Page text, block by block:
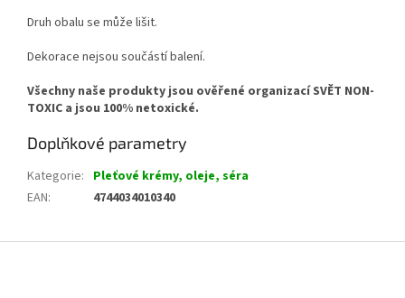
Druh obalu se může lišit.
Dekorace nejsou součástí balení.
Všechny naše produkty jsou ověřené organizací SVĚT NON-
TOXIC a jsou 100% netoxické.
Doplňkové parametry
Kategorie: Pleťové krémy, oleje, séra
EAN: 4744034010340